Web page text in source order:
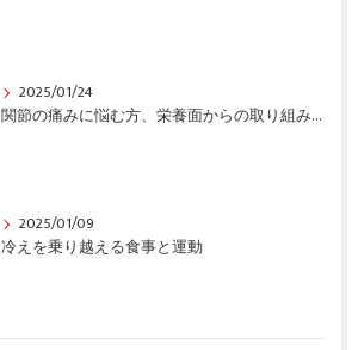
2025/01/24
関節の痛みに悩む方、栄養面からの取り組みも重要ですよ！
2025/01/09
冷えを乗り越える食事と運動